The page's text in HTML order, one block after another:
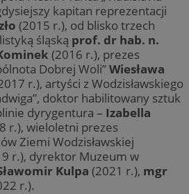
kapitan reprezentacji
(2015 r.), od blisko trzech
śląską prof. dr hab. n.
(2016 r.), prezes
Dobrej Woli”Wiesława
r.), artyści z Wodzisławskiego
doktor habilitowany sztuk
dyrygentura – Izabella
r.), wieloletni prezes
Ziemi Wodzisławskiej
r.), dyrektor Muzeum w
Kulpa (2021 r.), mgr
r.).